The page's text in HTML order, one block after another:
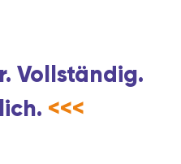
Vollständig.
<<<